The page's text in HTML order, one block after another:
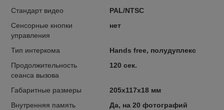
Стандарт видео
PAL/NTSC
Сенсорные кнопки
управления
нет
Тип интеркома
Hands free, полудуплекс
Продолжительность
сеанса вызова
120 сек.
Габаритные размеры
205x117x18 мм
Внутренняя память
Да, на 20 фотографий